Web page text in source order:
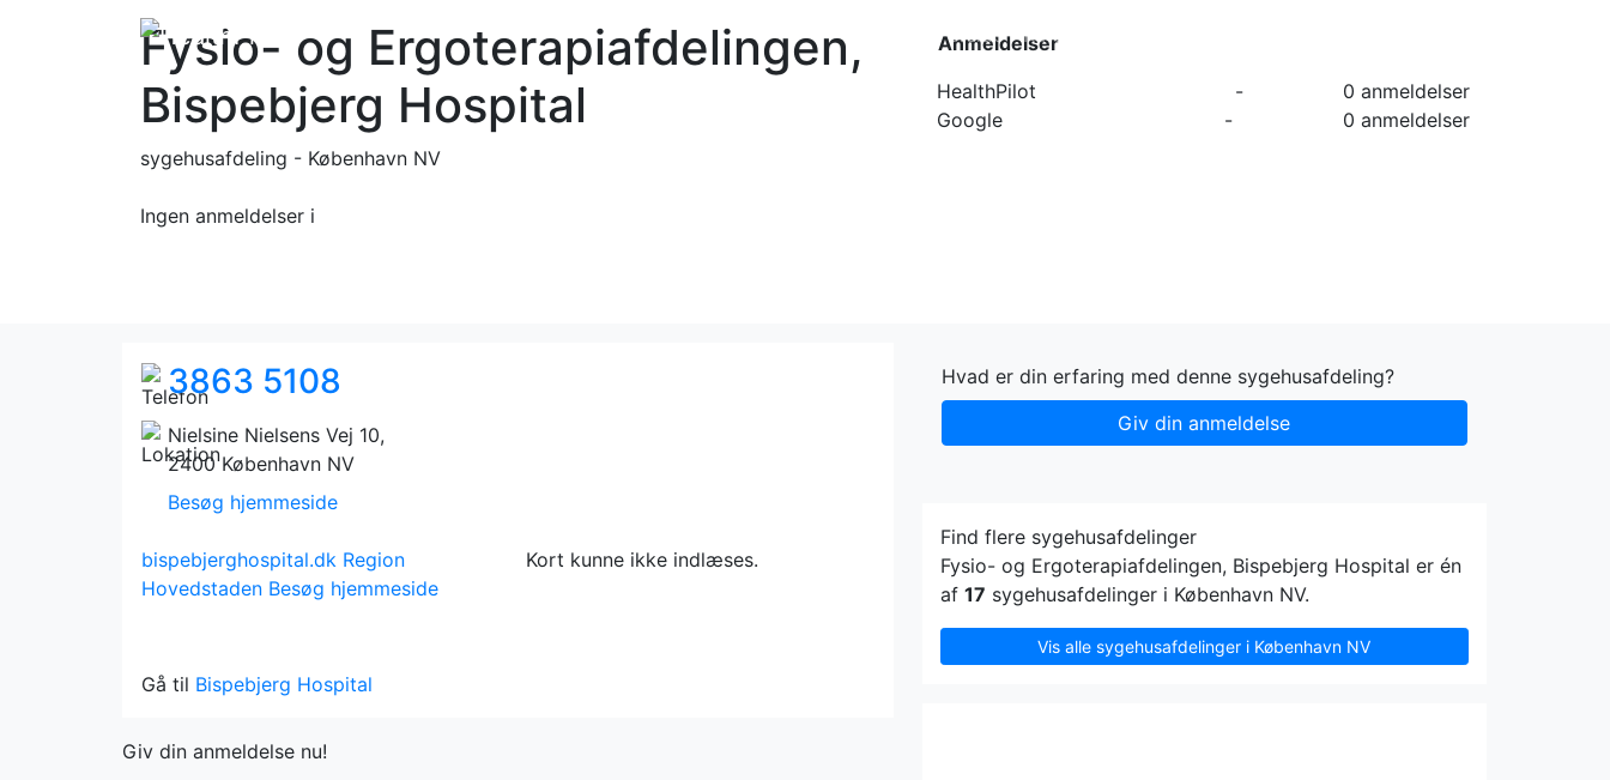
Forside Kategorier
Fysio- og Ergoterapiafdelingen,
Bispebjerg Hospital
sygehusafdeling - København NV
Ingen anmeldelser i
Anmeldelser
HealthPilot
-
0 anmeldelser
Google
- 0 anmeldelser
3863 5108
Nielsine Nielsens Vej 10,
2400 København NV
Besøg hjemmeside
bispebjerghospital.dk Region
Hovedstaden Besøg hjemmeside
Kort kunne ikke indlæses.
Gå til Bispebjerg Hospital
Giv din anmeldelse nu!
Hvad er din erfaring med denne sygehusafdeling?
Giv din anmeldelse
Find flere sygehusafdelinger
Fysio- og Ergoterapiafdelingen, Bispebjerg Hospital er én
af 17 sygehusafdelinger i København NV.
Vis alle sygehusafdelinger i København NV